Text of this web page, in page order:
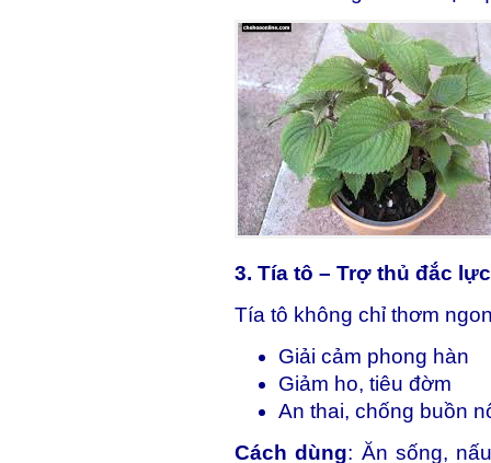
3. Tía tô – Trợ thủ đắc
Tía tô không chỉ thơm
Giải cảm phong hàn
Giảm ho, tiêu đờm
An thai, chống buồn
Cách dùng: Ăn sống,